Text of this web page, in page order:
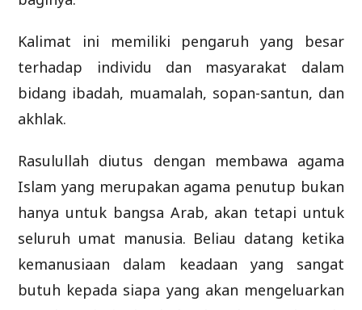
Kalimat ini memiliki pengaruh yang besar
terhadap individu dan masyarakat dalam
bidang ibadah, muamalah, sopan-santun, dan
akhlak.
Rasulullah diutus dengan membawa agama
Islam yang merupakan agama penutup bukan
hanya untuk bangsa Arab, akan tetapi untuk
seluruh umat manusia. Beliau datang ketika
kemanusiaan dalam keadaan yang sangat
butuh kepada siapa yang akan mengeluarkan